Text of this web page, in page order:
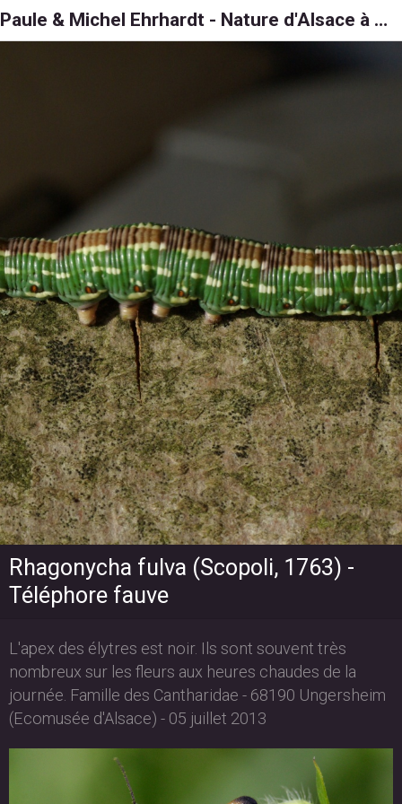
Paule & Michel Ehrhardt - Nature d'Alsace à 6, 8 et 1000 pattes
Rhagonycha fulva (Scopoli, 1763) -
Téléphore fauve
L'apex des élytres est noir. Ils sont souvent très
nombreux sur les fleurs aux heures chaudes de la
journée. Famille des Cantharidae - 68190 Ungersheim
(Ecomusée d'Alsace) - 05 juillet 2013